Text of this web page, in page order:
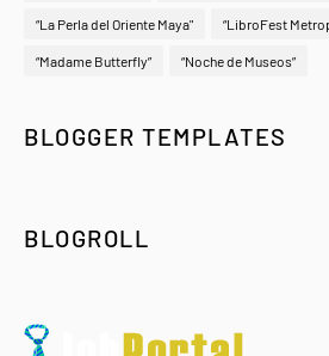
“La Perla del Oriente Maya" “LibroFest
“Madame Butterfly” “Noche de Museos”
BLOGGER TEMPLATES
BLOGROLL